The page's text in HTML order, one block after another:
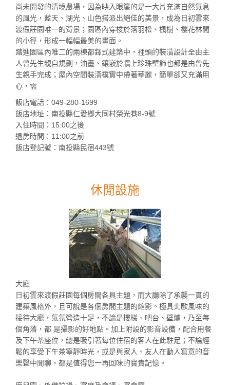
尚未開發的清境農場，因為映入眼簾的是一大片充滿自然氣息
的風光，藍天、湖光、山色搭派出絕佳的美景，成為日初雲來
渡假莊園唯一的背景；園區內穿梭於落羽松、楓樹、櫻花林間
的小徑，形成一幅幅最美的畫面。
踏進園區內唯二的兩棟都鐸式建築中，裡頭的裝潢設計全由主
人曾先生親自規劃，油畫、鑲嵌於牆上珍珠壁飾也都是由曾先
生親手完成；屋內空間裝潢樸實中帶著華麗，簡單卻又充滿用
心，需
飯店電話：049-280-1699
飯店地址：南投縣仁愛鄉大同村榮光巷8-9號
入住時間：15:00之後
退房時間：11:00之前
飯店登記號：南投縣民宿443號
休閒設施
大廳
日初雲來渡假莊園每個房間各具主題，而大廳除了承襲一貫的
建築風格外，且可說是各個房間主題的縮影。極具北歐風味的
接待大廳，氣氛營造十足，不論是樓梯、吧台、壁爐，乃至每
個角落，都 是攝影的好地點。加上附設的影音設備，配合用餐
及下午茶座位，總是吸引著每位住宿的客人在此駐足；不論經
鬆的享受下午茶寧靜時光，或是與家人、友人在動人寫意的音
樂聲中閒聊，都是值得您一再回味的寶貴記憶。